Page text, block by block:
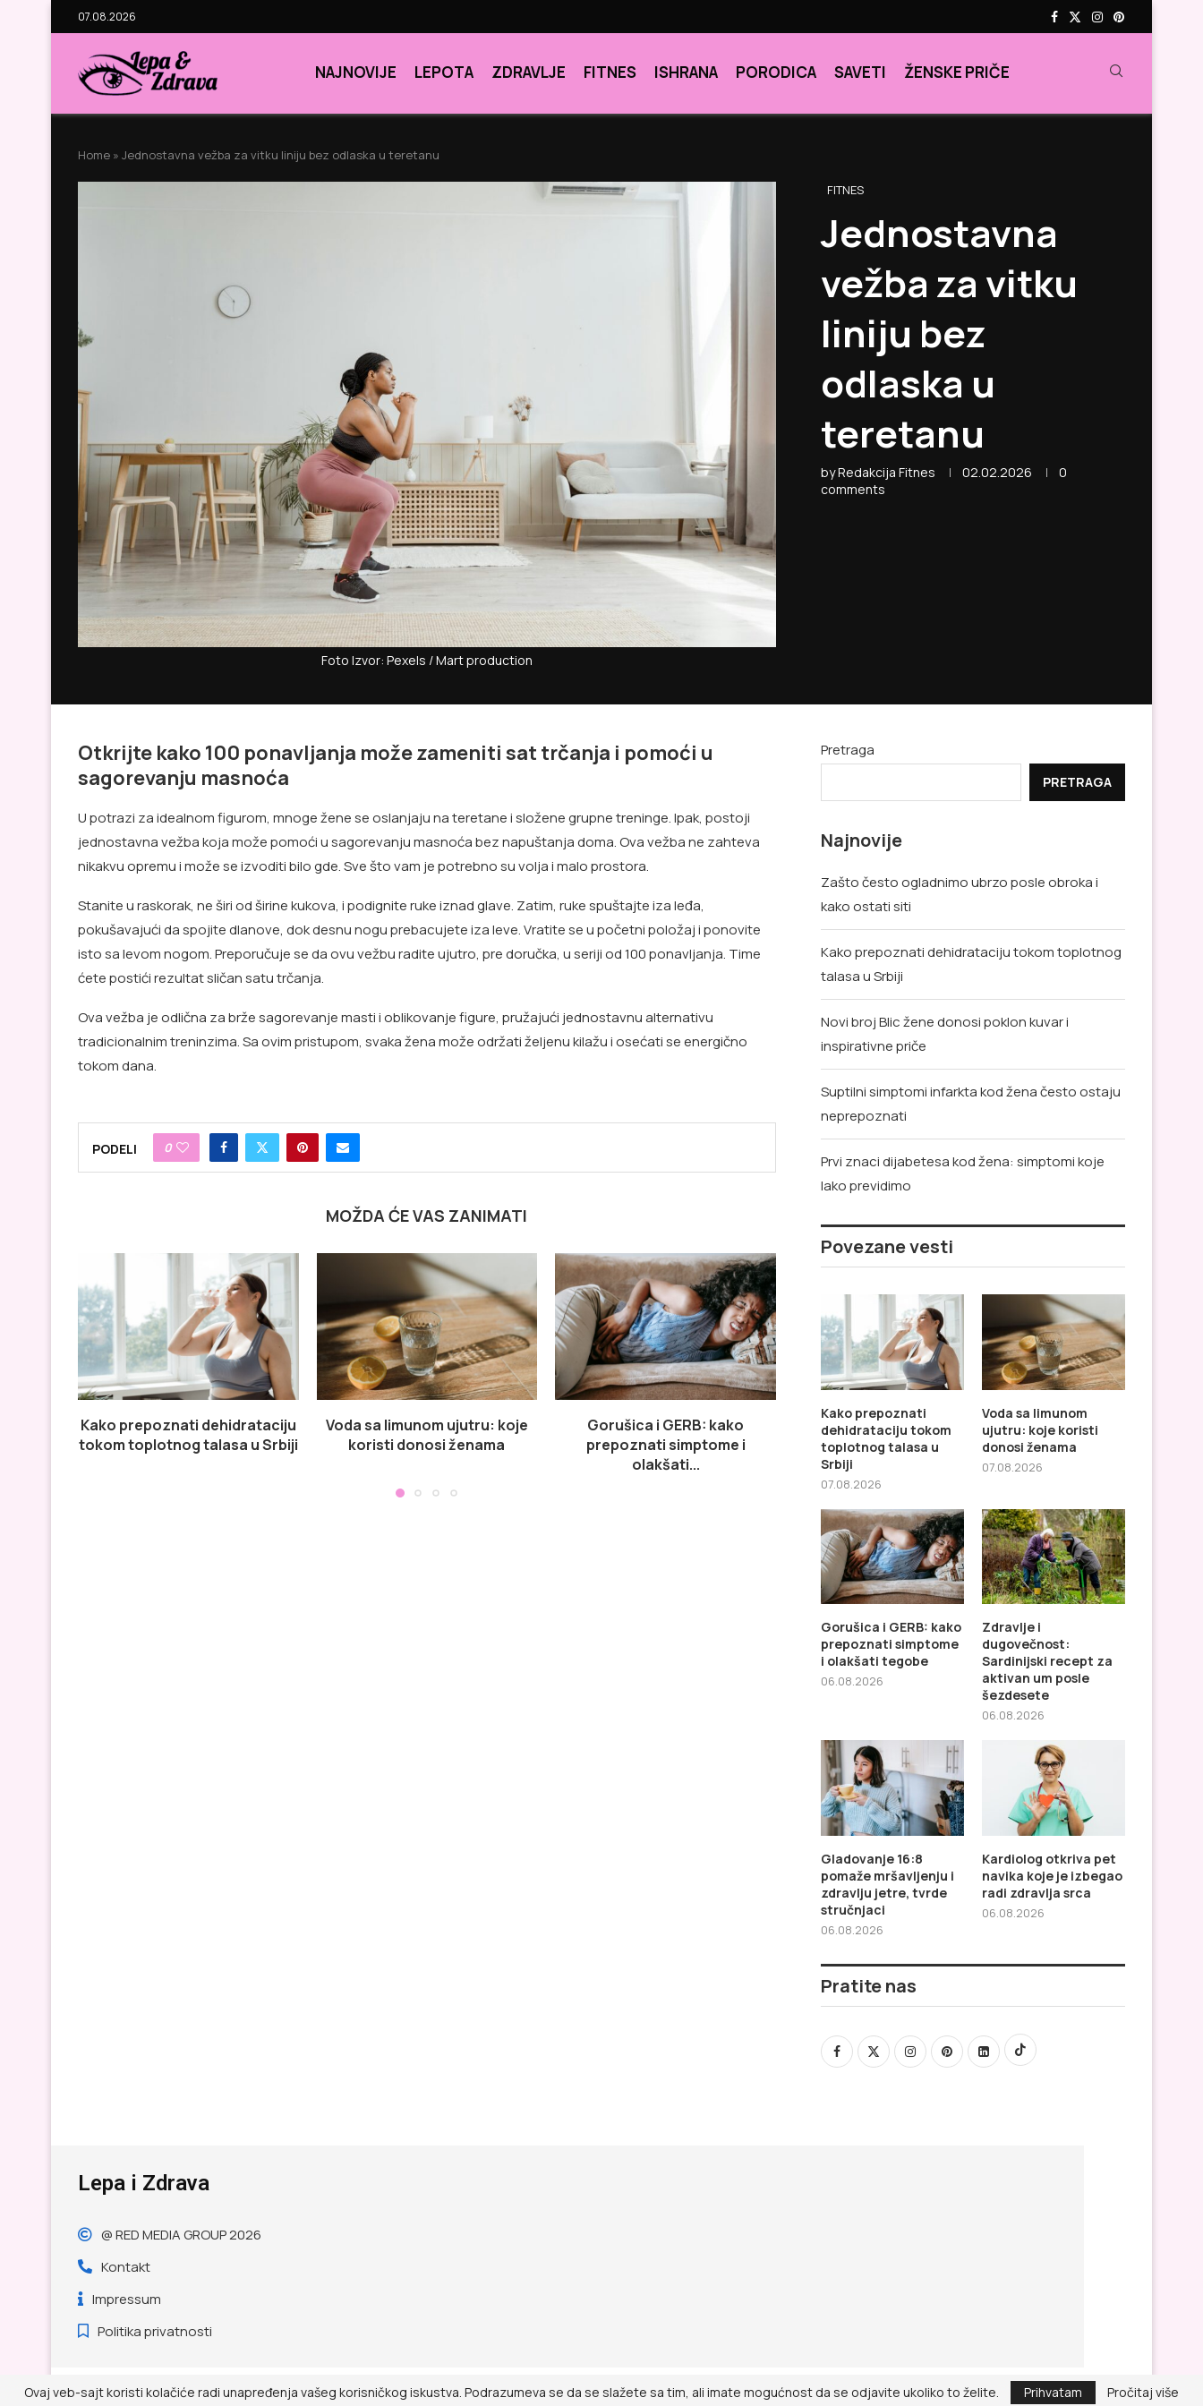
07.08.2026
NAJNOVIJE LEPOTA ZDRAVLJE FITNES ISHRANA PORODICA SAVETI ŽENSKE PRIČE
Home » Jednostavna vežba za vitku liniju bez odlaska u teretanu
FITNES
Jednostavna
vežba za vitku
liniju bez
odlaska u
teretanu
byRedakcija Fitnes 02.02.2026
0
comments
Foto Izvor: Pexels / Mart production
Otkrijte kako 100 ponavljanja može zameniti sat trčanja i pomoći u
sagorevanju masnoća
U potrazi za idealnom figurom, mnoge žene se oslanjaju na teretane i složene grupne treninge. Ipak, postoji
jednostavna vežba koja može pomoći u sagorevanju masnoća bez napuštanja doma. Ova vežba ne zahteva
nikakvu opremu i može se izvoditi bilo gde. Sve što vam je potrebno su volja i malo prostora.
Stanite u raskorak, ne širi od širine kukova, i podignite ruke iznad glave. Zatim, ruke spuštajte iza leđa,
pokušavajući da spojite dlanove, dok desnu nogu prebacujete iza leve. Vratite se u početni položaj i ponovite
isto sa levom nogom. Preporučuje se da ovu vežbu radite ujutro, pre doručka, u seriji od 100 ponavljanja. Time
ćete postići rezultat sličan satu trčanja.
Ova vežba je odlična za brže sagorevanje masti i oblikovanje figure, pružajući jednostavnu alternativu
tradicionalnim treninzima. Sa ovim pristupom, svaka žena može održati željenu kilažu i osećati se energično
tokom dana.
PODELI 0
MOŽDA ĆE VAS ZANIMATI
Kako prepoznati dehidrataciju
tokom toplotnog talasa u Srbiji
Voda sa limunom ujutru: koje
koristi donosi ženama
Gorušica i GERB: kako
prepoznati simptome i
olakšati...
Zdravlje i dugovečnost:
Sardinijski recept za aktivan
Gladovanje 16:8
mršavljenju i zdravlju
Pretraga
PRETRAGA
Najnovije
Zašto često ogladnimo ubrzo posle obroka i
kako ostati siti
Kako prepoznati dehidrataciju tokom toplotnog
talasa u Srbiji
Novi broj Blic žene donosi poklon kuvar i
inspirativne priče
Suptilni simptomi infarkta kod žena često ostaju
neprepoznati
Prvi znaci dijabetesa kod žena: simptomi koje
lako previdimo
Povezane vesti
Kako prepoznati
dehidrataciju tokom
toplotnog talasa u
Srbiji
07.08.2026
Voda sa limunom
ujutru: koje koristi
donosi ženama
07.08.2026
Gorušica i GERB: kako
prepoznati simptome
i olakšati tegobe
06.08.2026
Zdravlje i
dugovečnost:
Sardinijski recept za
aktivan um posle
šezdesete
06.08.2026
Gladovanje 16:8
pomaže mršavljenju i
zdravlju jetre, tvrde
stručnjaci
06.08.2026
Kardiolog otkriva pet
navika koje je izbegao
radi zdravlja srca
06.08.2026
Pratite nas
Lepa i Zdrava
@ RED MEDIA GROUP 2026
Kontakt
Impressum
Politika privatnosti
Ovaj veb-sajt koristi kolačiće radi unapređenja vašeg korisničkog iskustva. Podrazumeva se da se slažete sa tim, ali imate mogućnost da se odjavite ukoliko to želite. Prihvatam Pročitaj više